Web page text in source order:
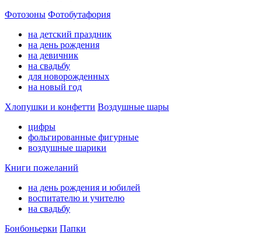
Фотозоны Фотобутафория
на детский праздник
на день рождения
на девичник
на свадьбу
для новорожденных
на новый год
Хлопушки и конфетти Воздушные шары
цифры
фольгированные фигурные
воздушные шарики
Книги пожеланий
на день рождения и юбилей
воспитателю и учителю
на свадьбу
Бонбоньерки Папки